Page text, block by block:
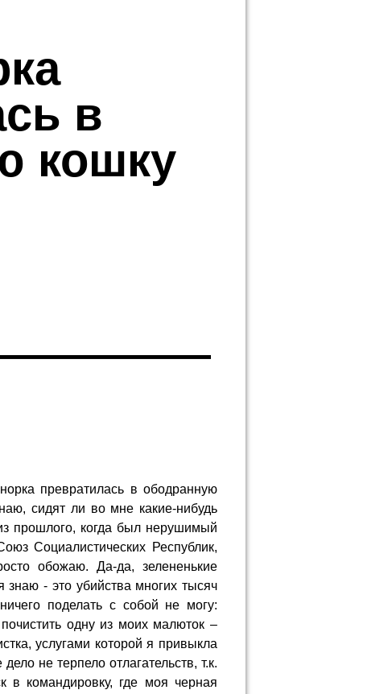
в
кошку
превратилась в ободранную
сидят ли во мне какие-нибудь
прошлого, когда был нерушимый
Социалистических Республик,
обожаю. Да-да, зелененькие
знаю - это убийства многих тысяч
поделать с собой не могу:
одну из моих малюток –
услугами которой я привыкла
не терпело отлагательств, т.к.
в командировку, где моя черная